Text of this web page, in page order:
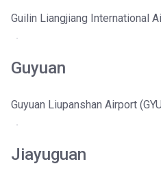
Guilin Liangjiang International
Guyuan
Guyuan Liupanshan Airport
Jiayuguan